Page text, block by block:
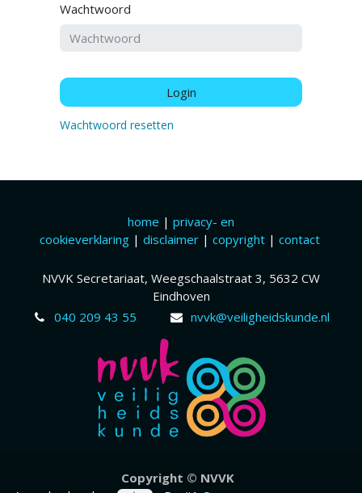
Wachtwoord
Login
Wachtwoord resetten
home | privacy- en
cookieverklaring| disclaimer | copyright| contact
NVVK Secretariaat, Weegschaalstraat 3, 5632 CW
Eindhoven
040 209 43 55
nvvk@veiligheidskunde.nl
Copyr​ight © NVVK